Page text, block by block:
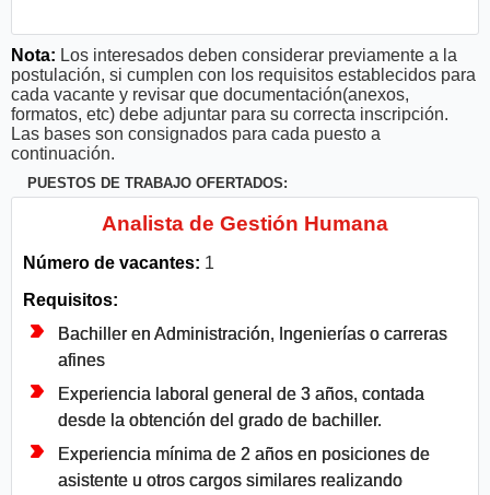
Nota: Los interesados deben considerar previamente a la
postulación, si cumplen con los requisitos establecidos para
cada vacante y revisar que documentación(anexos,
formatos, etc) debe adjuntar para su correcta inscripción.
Las bases son consignados para cada puesto a
continuación.
PUESTOS DE TRABAJO OFERTADOS:
Analista de Gestión Humana
Número de vacantes: 1
Requisitos:
Bachiller en Administración, Ingenierías o carreras
afines
Experiencia laboral general de 3 años, contada
desde la obtención del grado de bachiller.
Experiencia mínima de 2 años en posiciones de
asistente u otros cargos similares realizando